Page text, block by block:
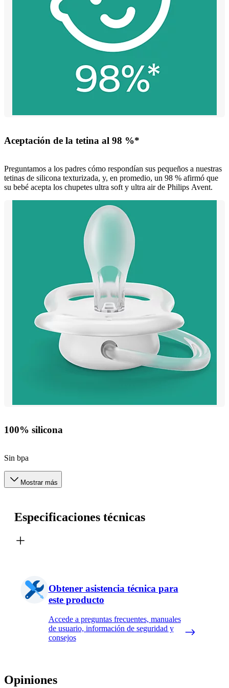
Aceptación de la tetina al 98 %*
Preguntamos a los padres cómo respondían sus pequeños a nuestras
tetinas de silicona texturizada, y, en promedio, un 98 % afirmó que
su bebé acepta los chupetes ultra soft y ultra air de Philips Avent.
100% silicona
Sin bpa
Mostrar más
Especificaciones técnicas
Obtener asistencia técnica para
este producto
Accede a preguntas frecuentes, manuales
de usuario, información de seguridad y
consejos
Opiniones